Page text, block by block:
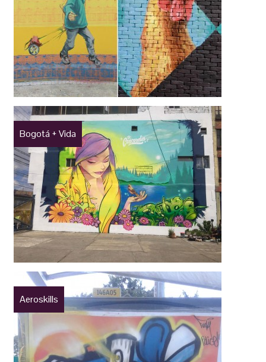
Bogotá + Vida
Aeroskills